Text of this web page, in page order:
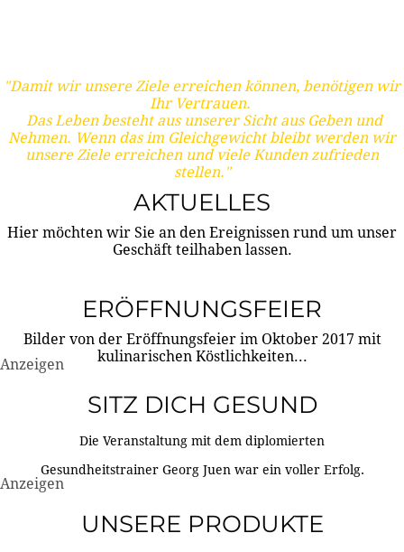
"Damit wir unsere Ziele erreichen können, benötigen wir
Ihr Vertrauen.
Das Leben besteht aus unserer Sicht aus Geben und
Nehmen. Wenn das im Gleichgewicht bleibt werden wir
unsere Ziele erreichen und viele Kunden zufrieden
stellen."
AKTUELLES
Hier möchten wir Sie an den Ereignissen rund um unser
Geschäft teilhaben lassen.
ERÖFFNUNGSFEIER
Bilder von der Eröffnungsfeier im Oktober 2017 mit
kulinarischen Köstlichkeiten...
Anzeigen
SITZ DICH GESUND
Die Veranstaltung mit dem diplomierten
Gesundheitstrainer Georg Juen war ein voller Erfolg.
Anzeigen
UNSERE PRODUKTE